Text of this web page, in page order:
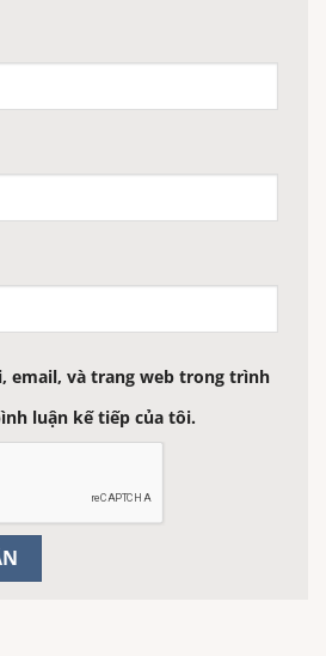
email, và trang web trong trình
luận kế tiếp của tôi.